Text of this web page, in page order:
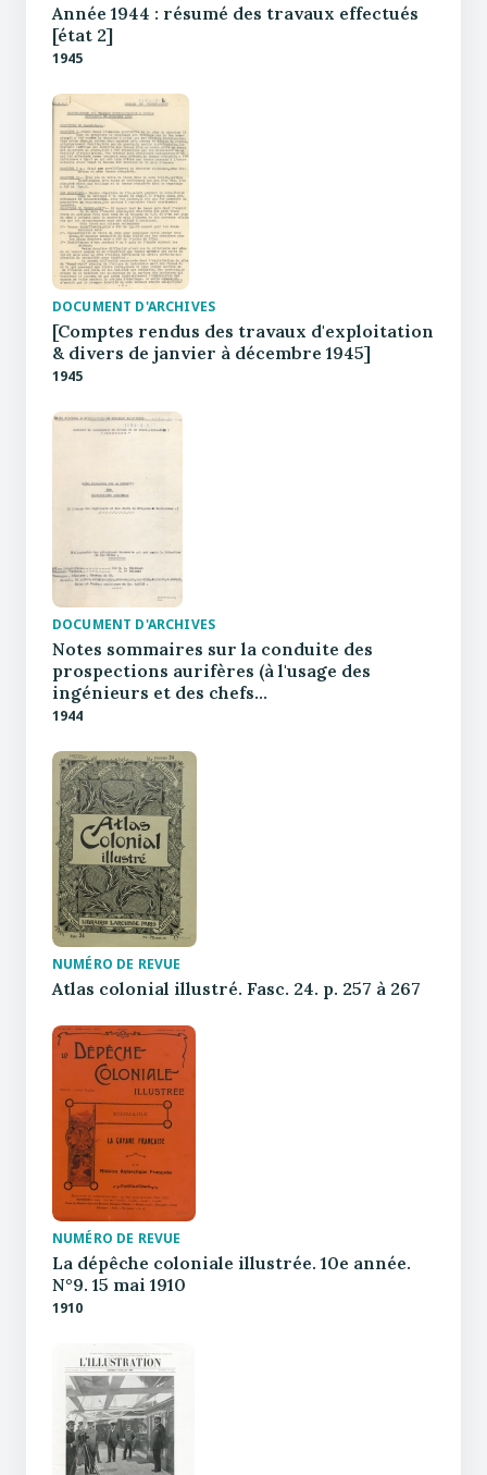
Année 1944 : résumé des travaux effectués
[état 2]
1945
DOCUMENT D'ARCHIVES
[Comptes rendus des travaux d'exploitation
& divers de janvier à décembre 1945]
1945
DOCUMENT D'ARCHIVES
Notes sommaires sur la conduite des
prospections aurifères (à l'usage des
ingénieurs et des chefs…
1944
NUMÉRO DE REVUE
Atlas colonial illustré. Fasc. 24. p. 257 à 267
NUMÉRO DE REVUE
La dépêche coloniale illustrée. 10e année.
N°9. 15 mai 1910
1910